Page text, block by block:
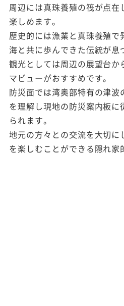
周辺には真珠養殖の筏が点
楽しめます。
歴史的には漁業と真珠養殖で
海と共に歩んできた伝統が息
観光としては周辺の展望台か
マビューがおすすめです。
防災面では湾奥部特有の津
を理解し現地の防災案内板
られます。
地元の方々との交流を大切に
を楽しむことができる隠れ家